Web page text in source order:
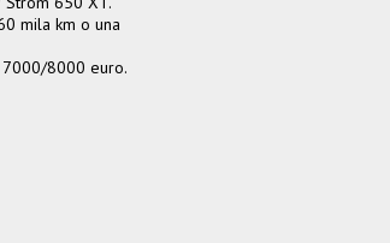
mila km o una
8000 euro.